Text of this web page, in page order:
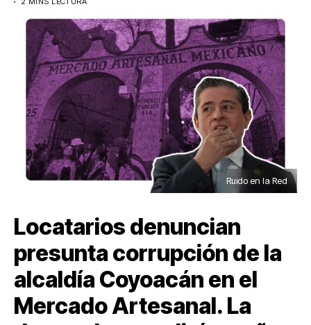
Ruido en la Red
Locatarios denuncian
presunta corrupción de la
alcaldía Coyoacán en el
Mercado Artesanal. La